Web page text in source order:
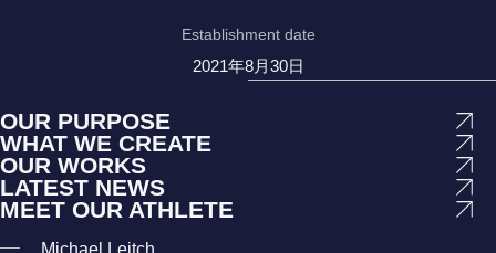
Establishment date
2021年8月30日
OUR PURPOSE
WHAT WE CREATE
OUR WORKS
LATEST NEWS
MEET OUR ATHLETE
Michael Leitch